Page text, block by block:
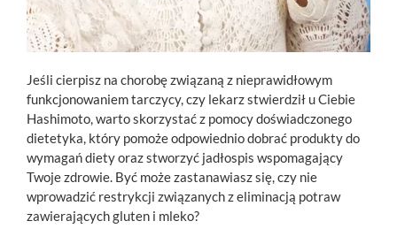
Jeśli cierpisz na chorobę związaną z nieprawidłowym
funkcjonowaniem tarczycy, czy lekarz stwierdził u Ciebie
Hashimoto, warto skorzystać z pomocy doświadczonego
dietetyka, który pomoże odpowiednio dobrać produkty do
wymagań diety oraz stworzyć jadłospis wspomagający
Twoje zdrowie. Być może zastanawiasz się, czy nie
wprowadzić restrykcji związanych z eliminacją potraw
zawierających gluten i mleko?